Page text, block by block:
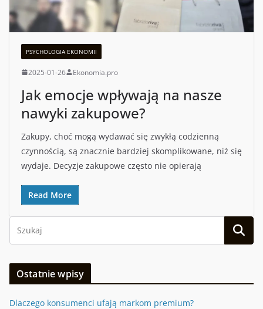
PSYCHOLOGIA EKONOMII
2025-01-26 Ekonomia.pro
Jak emocje wpływają na nasze
nawyki zakupowe?
Zakupy, choć mogą wydawać się zwykłą codzienną
czynnością, są znacznie bardziej skomplikowane, niż się
wydaje. Decyzje zakupowe często nie opierają
Read More
Ostatnie wpisy
Dlaczego konsumenci ufają markom premium?